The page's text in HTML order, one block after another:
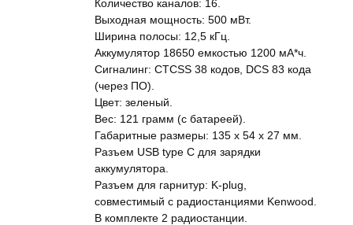
Количество каналов: 16.
Выходная мощность: 500 мВт.
Ширина полосы: 12,5 кГц.
Аккумулятор 18650 емкостью 1200 мА*ч.
Сигналинг: CTCSS 38 кодов, DCS 83 кода
(через ПО).
Цвет: зеленый.
Вес: 121 грамм (с батареей).
Габаритные размеры: 135 x 54 x 27 мм.
Разъем USB type C для зарядки
аккумулятора.
Разъем для гарнитур: K-plug,
совместимый с радиостанциями Kenwood.
В комплекте 2 радиостанции.